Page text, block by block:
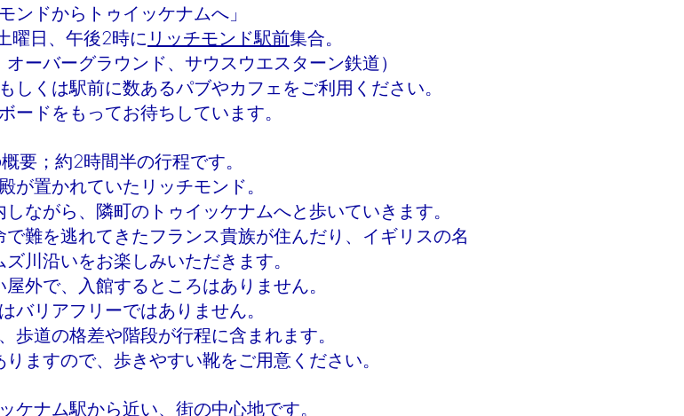
ンドからトゥイッケナムへ」
曜日、午後2時に リッチモンド駅前集合。
オーバーグラウンド、サウスウエスターン鉄道）
しくは駅前に数あるパブやカフェをご利用ください。
ードをもってお待ちしています。
要；約2時間半の行程です。
が置かれていたリッチモンド。
ながら、隣町のトゥイッケナムへと歩いていきます。
難を逃れてきたフランス貴族が住んだり、イギリスの名
川沿いをお楽しみいただきます。
外で、入館するところはありません。
バリアフリーではありません。
歩道の格差や階段が行程に含まれます。
ますので、歩きやすい靴をご用意ください。
ケナム駅から近い、街の中心地です。